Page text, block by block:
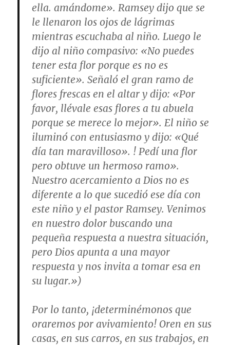
ella. amándome». Ramsey dijo que se
le llenaron los ojos de lágrimas
mientras escuchaba al niño. Luego le
dijo al niño compasivo: «No puedes
tener esta flor porque es no es
suficiente». Señaló el gran ramo de
flores frescas en el altar y dijo: «Por
favor, llévale esas flores a tu abuela
porque se merece lo mejor». El niño se
iluminó con entusiasmo y dijo: «Qué
día tan maravilloso». ! Pedí una flor
pero obtuve un hermoso ramo».
Nuestro acercamiento a Dios no es
diferente a lo que sucedió ese día con
este niño y el pastor Ramsey. Venimos
en nuestro dolor buscando una
pequeña respuesta a nuestra situación,
pero Dios apunta a una mayor
respuesta y nos invita a tomar esa en
su lugar.»)
Por lo tanto, ¡determinémonos que
oraremos por avivamiento! Oren en sus
casas, en sus carros, en sus trabajos, en